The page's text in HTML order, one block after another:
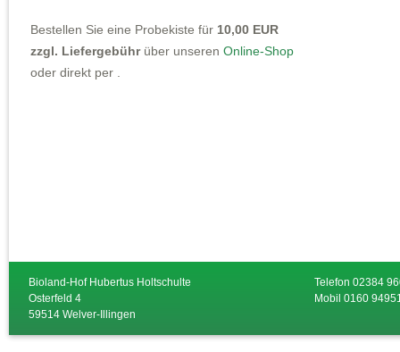
Bestellen Sie eine Probekiste für 10,00 EUR
zzgl. Liefergebührüber unseren Online-Shop
oder direkt per .
Bioland-Hof Hubertus Holtschulte
Osterfeld 4
59514 Welver-Illingen
Telefon 02384
Mobil 0160